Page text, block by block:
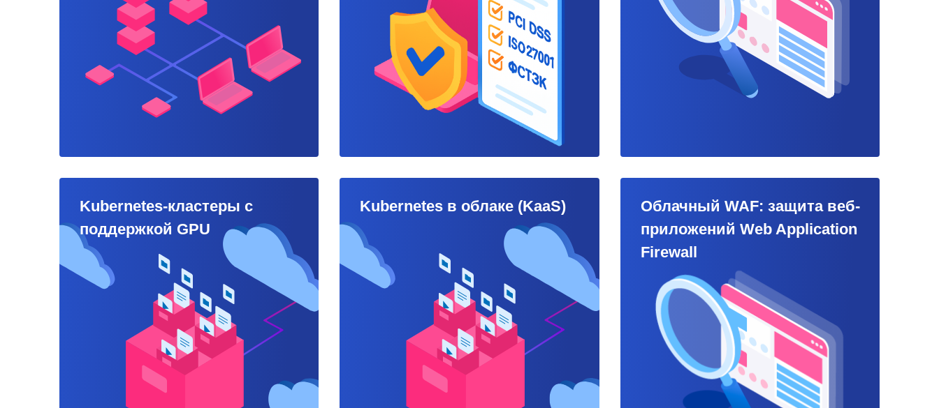
Kubernetes-кластеры с
поддержкой GPU
Kubernetes в облаке (KaaS)
Облачный WAF: защита веб-
приложений Web Application
Firewall